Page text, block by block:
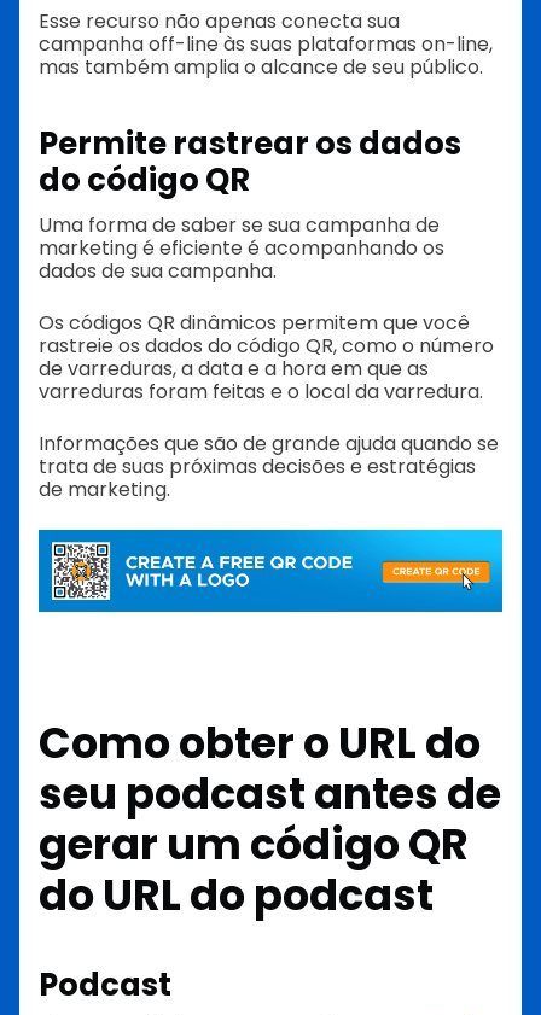
Esse recurso não apenas conecta sua
campanha off-line às suas plataformas on-line,
mas também amplia o alcance de seu público.
Permite rastrear os dados
do código QR
Uma forma de saber se sua campanha de
marketing é eficiente é acompanhando os
dados de sua campanha.
Os códigos QR dinâmicos permitem que você
rastreie os dados do código QR, como o número
de varreduras, a data e a hora em que as
varreduras foram feitas e o local da varredura.
Informações que são de grande ajuda quando se
trata de suas próximas decisões e estratégias
de marketing.
Como obter o URL do
seu podcast antes de
gerar um código QR
do URL do podcast
Podcast